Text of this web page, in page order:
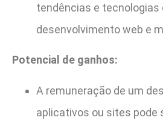
tendências e tecnologias
desenvolvimento web e
Potencial de ganhos:
A remuneração de um
aplicativos ou sites pode